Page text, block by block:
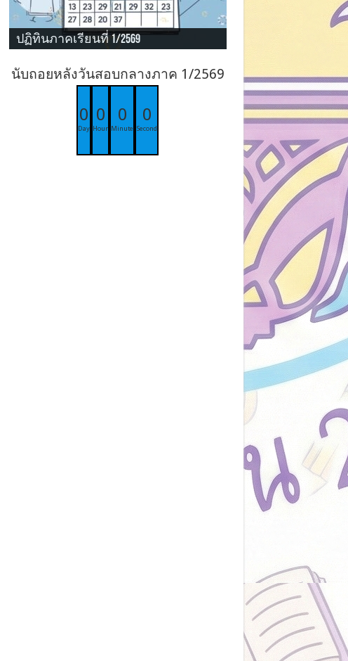
ปฏิทินภาคเรียนที่ 1/2569
นับถอยหลังวันสอบกลางภาค 1/2569
0
Day
0
Hour
0
Minute
0
Second